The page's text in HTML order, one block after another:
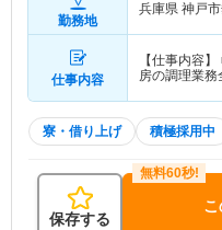
勤務地
兵庫県 神戸
仕事内容
【仕事内容
房の調理業
寮・借り上げ 積極採用中
保存する